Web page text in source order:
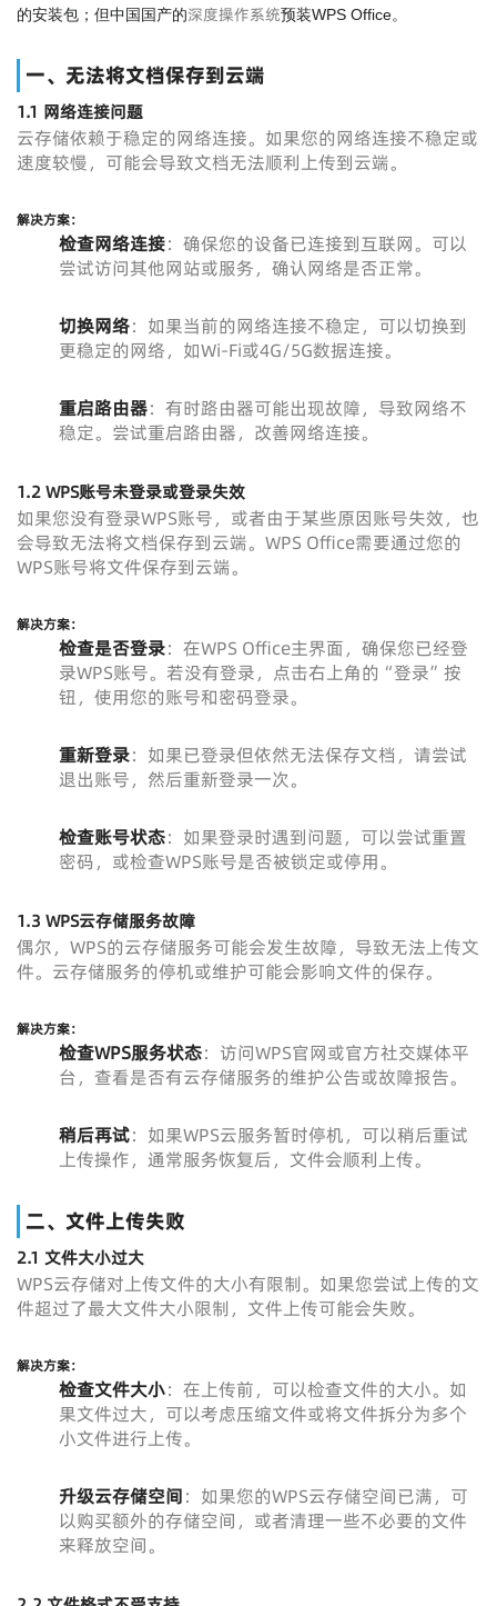
的安装包；但中国国产的深度操作系统预装WPS Office。
一、无法将文档保存到云端
1.1 网络连接问题
云存储依赖于稳定的网络连接。如果您的网络连接不稳定或
速度较慢，可能会导致文档无法顺利上传到云端。
解决方案：
检查网络连接：确保您的设备已连接到互联网。可以
尝试访问其他网站或服务，确认网络是否正常。
切换网络：如果当前的网络连接不稳定，可以切换到
更稳定的网络，如Wi-Fi或4G/5G数据连接。
重启路由器：有时路由器可能出现故障，导致网络不
稳定。尝试重启路由器，改善网络连接。
1.2 WPS账号未登录或登录失效
如果您没有登录WPS账号，或者由于某些原因账号失效，也
会导致无法将文档保存到云端。WPS Office需要通过您的
WPS账号将文件保存到云端。
解决方案：
检查是否登录：在WPS Office主界面，确保您已经登
录WPS账号。若没有登录，点击右上角的“登录”按
钮，使用您的账号和密码登录。
重新登录：如果已登录但依然无法保存文档，请尝试
退出账号，然后重新登录一次。
检查账号状态：如果登录时遇到问题，可以尝试重置
密码，或检查WPS账号是否被锁定或停用。
1.3 WPS云存储服务故障
偶尔，WPS的云存储服务可能会发生故障，导致无法上传文
件。云存储服务的停机或维护可能会影响文件的保存。
解决方案：
检查WPS服务状态：访问WPS官网或官方社交媒体平
台，查看是否有云存储服务的维护公告或故障报告。
稍后再试：如果WPS云服务暂时停机，可以稍后重试
上传操作，通常服务恢复后，文件会顺利上传。
二、文件上传失败
2.1 文件大小过大
WPS云存储对上传文件的大小有限制。如果您尝试上传的文
件超过了最大文件大小限制，文件上传可能会失败。
解决方案：
检查文件大小：在上传前，可以检查文件的大小。如
果文件过大，可以考虑压缩文件或将文件拆分为多个
小文件进行上传。
升级云存储空间：如果您的WPS云存储空间已满，可
以购买额外的存储空间，或者清理一些不必要的文件
来释放空间。